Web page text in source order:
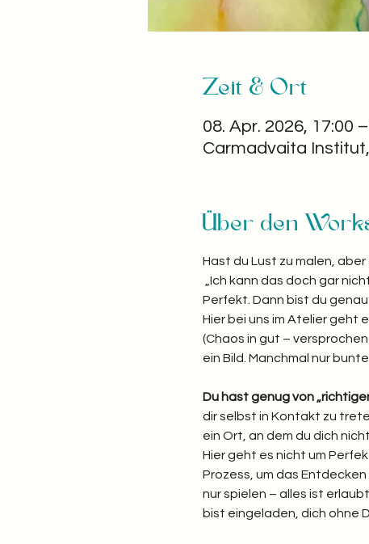
Zeit & Ort
08. Apr. 2026, 17:00
Carmadvaita
Über den
Hast du Lust zu malen, aber
„Ich kann das doch gar
Perfekt. Dann bist du genau
Hier bei uns im Atelier geht
(Chaos in gut –
ein Bild. Manchmal nur
Du hast genug von
dir selbst in Kontakt zu
ein Ort, an dem du dich
Hier geht es nicht um
Prozess, um das
nur spielen – alles ist
bist eingeladen, dich ohne